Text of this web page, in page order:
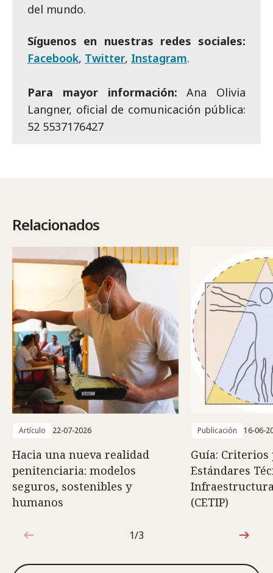
del mundo.
Síguenos en nuestras redes sociales:
Facebook, Twitter, Instagram.
Para mayor información: Ana Olivia
Langner, oficial de comunicación pública:
52 5537176427
Relacionados
Artículo 22-07-2026
Hacia una nueva realidad
penitenciaria: modelos
seguros, sostenibles y
humanos
Publicación 16-06-
Guía: Criterios
Estándares
(CETIP)
1de3
1/3